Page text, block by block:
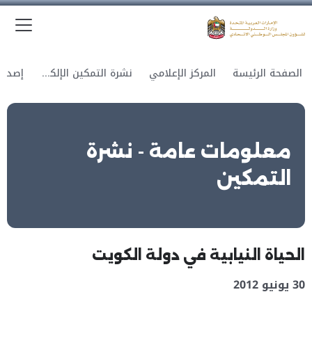
الصفحة الرئيسة المركز الإعلامي نشرة التمكين الإلكترونية
معلومات عامة - نشرة
التمكين
الحياة النيابية في دولة الكويت
30 يونيو 2012